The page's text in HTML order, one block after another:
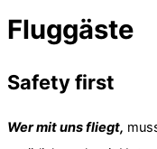
Fluggäste
Safety first
Wer mit uns fliegt,